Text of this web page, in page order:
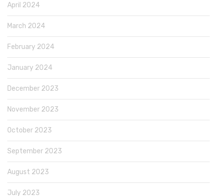
April 2024
March 2024
February 2024
January 2024
December 2023
November 2023
October 2023
September 2023
August 2023
July 2023